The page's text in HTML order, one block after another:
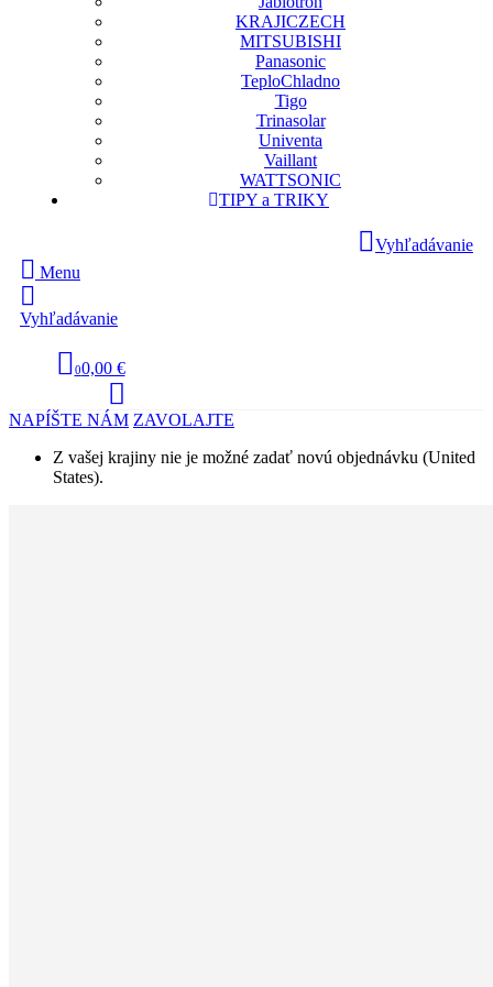
KRAJICZECH
MITSUBISHI
Panasonic
TeploChladno
Tigo
Trinasolar
Univenta
Vaillant
WATTSONIC
TIPY a TRIKY
Vyhľadávanie
Menu
Vyhľadávanie
00,00 €
NAPÍŠTE NÁM ZAVOLAJTE
Z vašej krajiny nie je možné zadať novú objednávku (United
States).